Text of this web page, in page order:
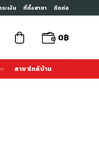
ะเงิน ที่ตั้งสาขา ติดต่อ
0฿
สาขาใกล้บ้าน